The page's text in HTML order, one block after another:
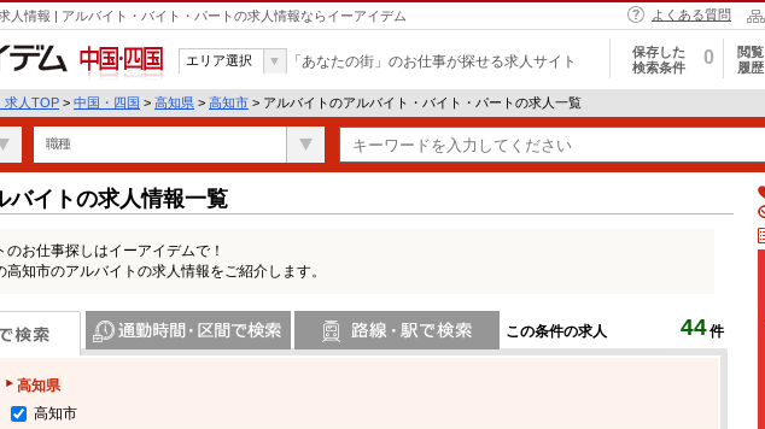
人情報 | アルバイト・バイト・パートの求人情報ならイーアイデム よくある質問
中国・四国
エリア選択 「あなたの街」のお仕事が探せる求人サイト
保存した
検索条件
0
閲覧
履歴
求人TOP > 中国・四国 > 高知県 > 高知市 > アルバイトのアルバイト・バイト・パートの求人一覧
職種
バイトの求人情報一覧
お仕事探しはイーアイデムで！
知市のアルバイトの求人情報をご紹介します。
この条件の求人 44件
高知県
高知市